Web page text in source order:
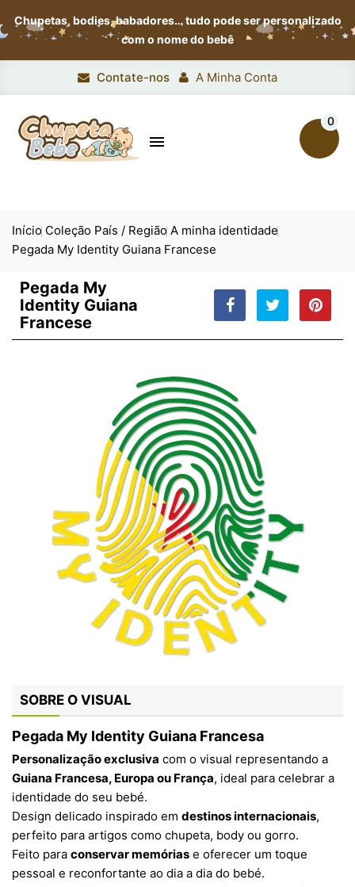
Chupetas, bodies, babadores…tudo pode ser personalizado
com o nome do bebê
Contate-nos A Minha Conta

0
Início Coleção País / Região A minha identidade
Pegada My Identity Guiana Francese
Pegada My
Identity Guiana
Francese
SOBRE O VISUAL
Pegada My Identity Guiana Francesa
Personalização exclusiva com o visual representando a
Guiana Francesa, Europa ou França, ideal para celebrar a
identidade do seu bebé.
Design delicado inspirado em destinos internacionais,
perfeito para artigos como chupeta, body ou gorro.
Feito para conservar memórias e oferecer um toque
pessoal e reconfortante ao dia a dia do bebé.